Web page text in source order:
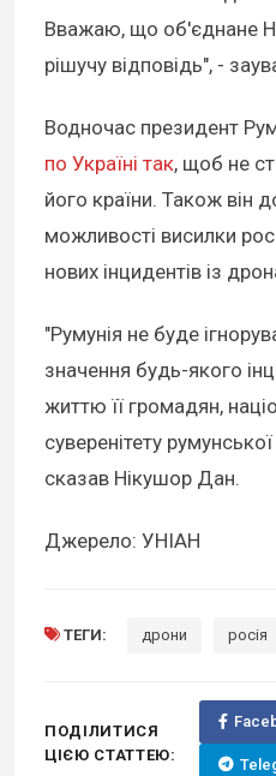
Вважаю, що об'єднане
рішучу відповідь", -
Водночас президент
по Україні так, щоб не
його країни. Також він
можливості висилки
нових інцидентів із
"Румунія не буде
значення будь-якого
життю її громадян,
суверенітету
сказав Нікушор Дан.
Джерело: УНІАН
ТЕГИ: дрони росія
ПОДІЛИТИСЯ
ЦІЄЮ СТАТТЕЮ: